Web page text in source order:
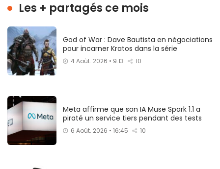
Les + partagés ce mois
God of War : Dave Bautista en négociations
pour incarner Kratos dans la série
4 Août. 2026 • 9:13 10
Meta affirme que son IA Muse Spark 1.1 a
piraté un service tiers pendant des tests
6 Août. 2026 • 16:45 10